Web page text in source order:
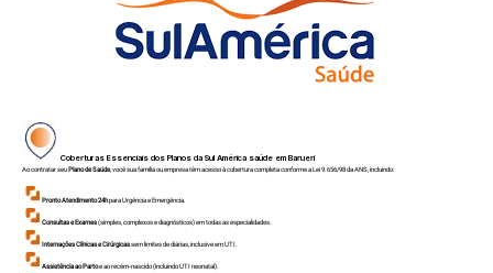
Coberturas Essenciais dos Planos da Sul América saúde emBarueri
Ao contratar seuPlano de Saúde, você sua família ou empresa têm acesso à cobertura completa conforme a Lei 9.656/98 da ANS, incluindo:
Pronto Atendimento 24hpara Urgência e Emergência.
Consultas e Exames(simples, complexos e diagnósticos) em todas as especialidades.
Internações Clínicas e Cirúrgicassem limites de diárias, inclusive em UTI.
Assistência ao Partoe ao recém-nascido (incluindo UTI neonatal).